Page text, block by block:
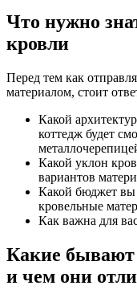
Что нужно
кровли
Перед тем как
материалом, стоит
Какой
коттедж будет
Какой уклон
вариантов
Какой бюджет
кровельные
Как важна для
Какие бывают
и чем они